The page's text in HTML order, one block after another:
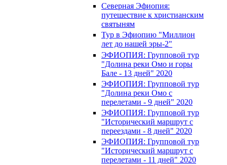
Северная Эфиопия:
путешествие к христианским
святыням
Тур в Эфиопию "Миллион
лет до нашей эры-2"
ЭФИОПИЯ: Групповой тур
"Долина реки Омо и горы
Бале - 13 дней" 2020
ЭФИОПИЯ: Групповой тур
"Долина реки Омо с
перелетами - 9 дней" 2020
ЭФИОПИЯ: Групповой тур
"Исторический маршрут с
переездами - 8 дней" 2020
ЭФИОПИЯ: Групповой тур
"Исторический маршрут с
перелетами - 11 дней" 2020